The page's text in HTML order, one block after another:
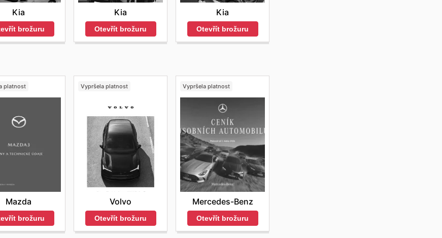
Kia
brožuru
Kia
Otevřít brožuru
Kia
Otevřít brožuru
platnost
Mazda
brožuru
Vypršela platnost
Volvo
Otevřít brožuru
Vypršela platnost
Mercedes-Benz
Otevřít brožuru